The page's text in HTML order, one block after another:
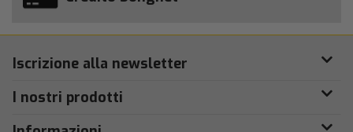
Iscrizione alla newsletter
I nostri prodotti